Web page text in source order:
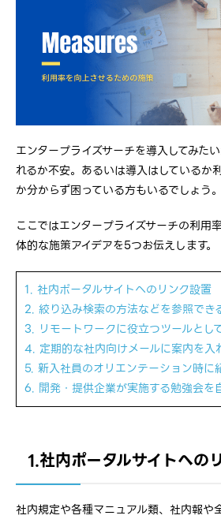
エンタープライズサーチを導入してみた
れるか不安。あるいは導入はしているか
か分からず困っている方もいるでしょう。
ここではエンタープライズサーチの利用
体的な施策アイデアを5つお伝えします。
1. 社内ポータルサイトへのリンク設置
2. 絞り込み検索の方法などを参照でき
3. リモートワークに役立つツールとし
4. 定期的な社内向けメールに案内を入
5. 新入社員のオリエンテーション時に
6. 開発・提供企業が実施する勉強会を
1.社内ポータルサイトへの
社内規定や各種マニュアル類、社内報や